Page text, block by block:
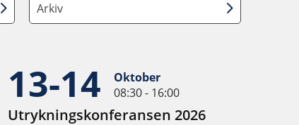
Arkiv
13-14
Oktober
08:30 - 16:00
Utrykningskonferansen 2026